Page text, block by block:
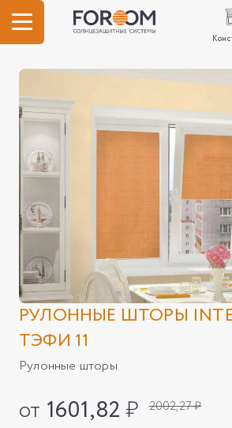
РУЛОННЫЕ ШТОРЫ
ТЭФИ 11
Рулонные шторы
от 1601,82₽ 2002,27 ₽